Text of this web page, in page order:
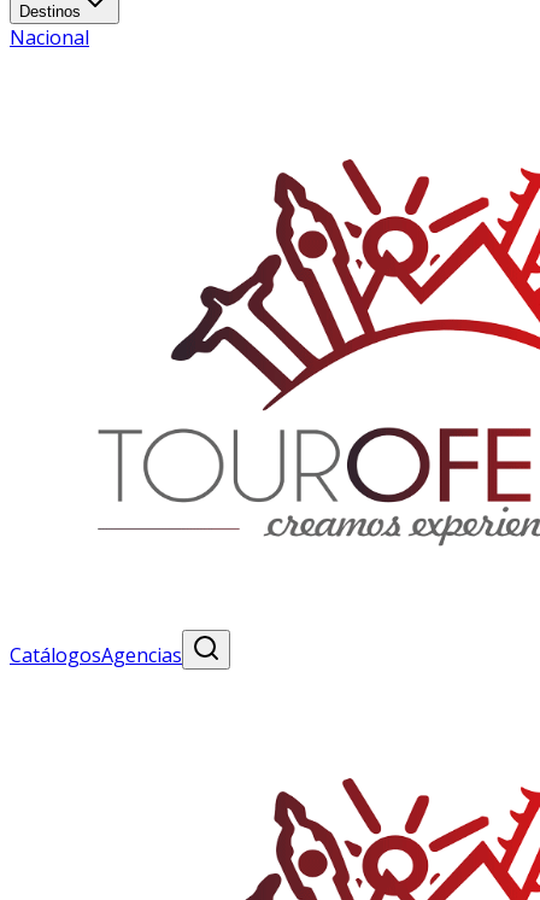
Destinos
Nacional
CatálogosAgencias